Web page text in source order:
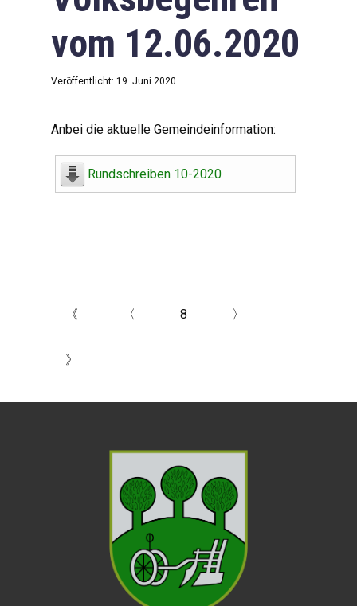
vom 12.06.2020
Veröffentlicht: 19. Juni 2020
Anbei die aktuelle Gemeindeinformation:
Rundschreiben 10-2020
《 〈 8 〉
》